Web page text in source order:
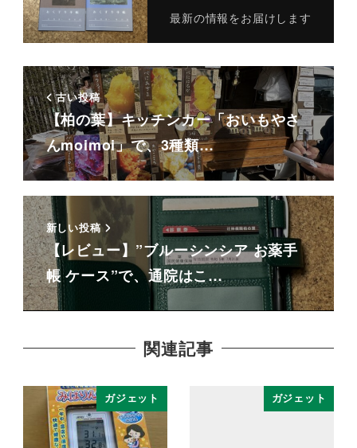
最新の情報をお届けします
古い投稿
【柏の葉】キッチンカー「おいもやさ
んmoimoi」で、3種類…
新しい投稿
【レビュー】”ブルーシンシア お薬手
帳 ケース”で、通院はこ…
関連記事
ガジェット ガジェット